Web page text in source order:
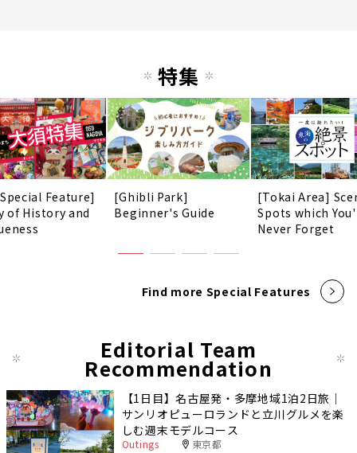
特集
Feature]
of History and
[Ghibli Park]
Beginner's Guide
[Tokai Area]
Spots which
Never Forget
Find more Special Features
Editorial Team
Recommendation
【1日目】名古屋発・多摩地域1泊2日旅｜
サンリオピューロランドと立川グルメを楽
しむ週末モデルコース
Outings 東京都